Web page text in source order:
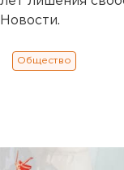
Новости.
Общество